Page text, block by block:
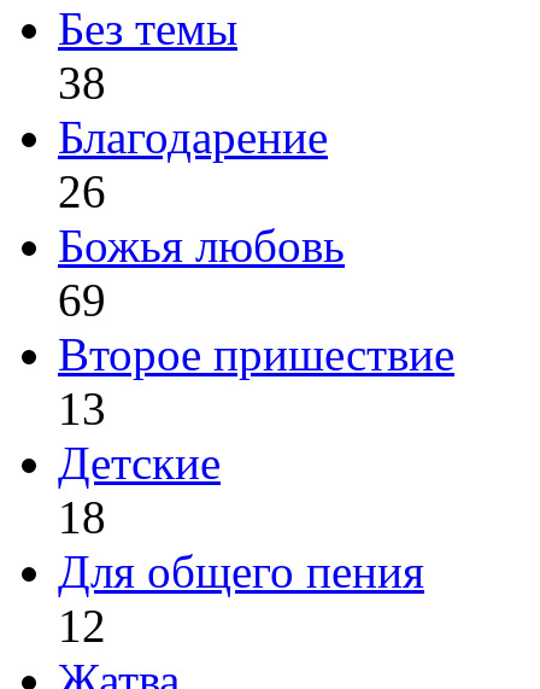
Без темы
38
Благодарение
26
Божья любовь
69
Второе пришествие
13
Детские
18
Для общего пения
12